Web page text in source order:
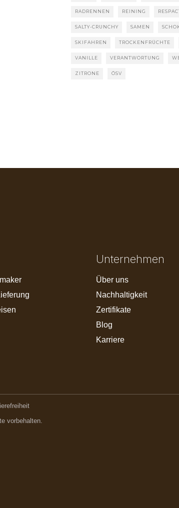
RADRENNEN REINING
SALTY-CRUNCHY SAMEN
SKIFAHREN TROCKENFRÜCHTE
VANILLE VERANTWORTUNG
ZITRONE ÖSV
Unternehmen
Über uns
Nachhaltigkeit
Zertifikate
Blog
Karriere
vorbehalten.